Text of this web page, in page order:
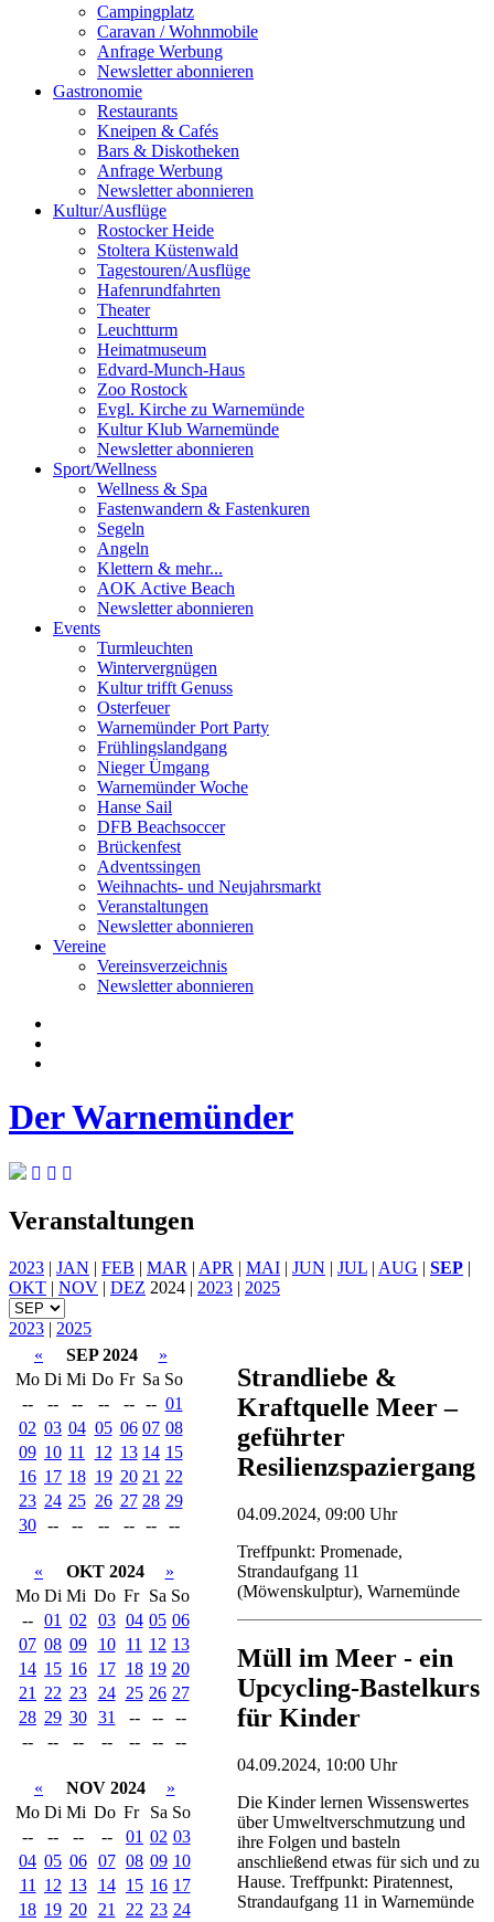
Campingplatz
Caravan / Wohnmobile
Anfrage Werbung
Newsletter abonnieren
Gastronomie
Restaurants
Kneipen & Cafés
Bars & Diskotheken
Anfrage Werbung
Newsletter abonnieren
Kultur/Ausflüge
Rostocker Heide
Stoltera Küstenwald
Tagestouren/Ausflüge
Hafenrundfahrten
Theater
Leuchtturm
Heimatmuseum
Edvard-Munch-Haus
Zoo Rostock
Evgl. Kirche zu Warnemünde
Kultur Klub Warnemünde
Newsletter abonnieren
Sport/Wellness
Wellness & Spa
Fastenwandern & Fastenkuren
Segeln
Angeln
Klettern & mehr...
AOK Active Beach
Newsletter abonnieren
Events
Turmleuchten
Wintervergnügen
Kultur trifft Genuss
Osterfeuer
Warnemünder Port Party
Frühlingslandgang
Nieger Ümgang
Warnemünder Woche
Hanse Sail
DFB Beachsoccer
Brückenfest
Adventssingen
Weihnachts- und Neujahrsmarkt
Veranstaltungen
Newsletter abonnieren
Vereine
Vereinsverzeichnis
Newsletter abonnieren
Der Warnemünder
Veranstaltungen
2023 | JAN | FEB | MAR | APR | MAI | JUN | JUL | AUG | SEP |
OKT | NOV | DEZ 2024 | 2023 | 2025
2023 | 2025
«
SEP 2024
»
Mo Di Mi Do Fr Sa So
--
-- -- -- -- -- 01
02 03 04 05 06 07 08
09 10 11 12 13 14 15
16 17 18 19 20 21 22
23 24 25 26 27 28 29
30 -- -- -- -- -- --
« OKT 2024
»
Mo Di Mi Do Fr Sa So
-- 01 02 03 04 05 06
07 08 09 10 11 12 13
14 15 16 17 18 19 20
21
22 23 24 25 26 27
28 29 30 31 -- --
--
--
-- -- -- -- -- --
« NOV 2024
»
Mo Di Mi Do Fr Sa So
--
-- -- -- 01 02 03
04 05 06 07 08 09 10
11
12 13 14 15 16 17
18 19 20 21 22 23 24
Strandliebe &
Kraftquelle Meer –
geführter
Resilienzspaziergang
04.09.2024, 09:00 Uhr
Treffpunkt: Promenade,
Strandaufgang 11
(Möwenskulptur), Warnemünde
Müll im Meer - ein
Upcycling-Bastelkurs
für Kinder
04.09.2024, 10:00 Uhr
Die Kinder lernen Wissenswertes
über Umweltverschmutzung und
ihre Folgen und basteln
anschließend etwas für sich und zu
Hause. Treffpunkt: Piratennest,
Strandaufgang 11 in Warnemünde